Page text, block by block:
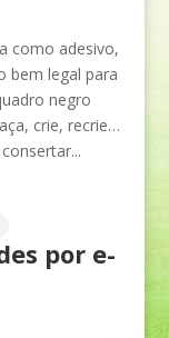
como adesivo,
bem legal para
negro
crie, recrie…
por e-